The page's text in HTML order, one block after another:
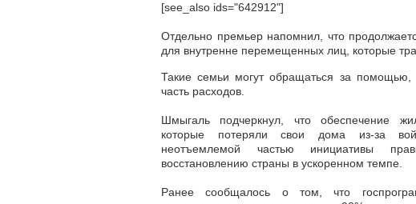
[see_also ids="642912"]
Отдельно премьер напомнил, что
для внутренне перемещенных лиц, которые
Такие семьи могут обращаться за помощью,
часть расходов.
Шмыгаль подчеркнул, что обеспечение
которые потеряли свои дома из-за
неотъемлемой частью инициативы
восстановлению страны в ускоренном темпе.
Ранее сообщалось о том, что